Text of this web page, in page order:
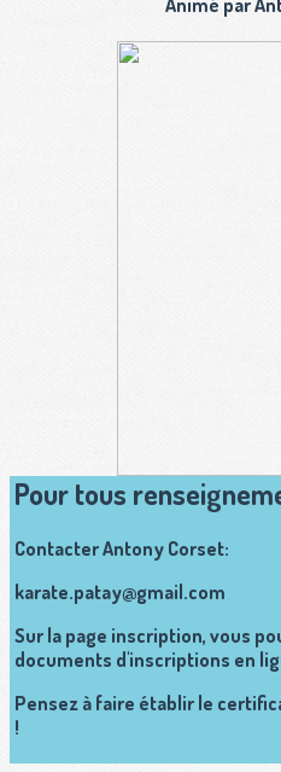
Animé par
Pour tous
Contacter Antony Corset:
karate.patay@gmail.com
Sur la page inscription, vous
documents d'inscriptions en
Pensez à faire établir le
!